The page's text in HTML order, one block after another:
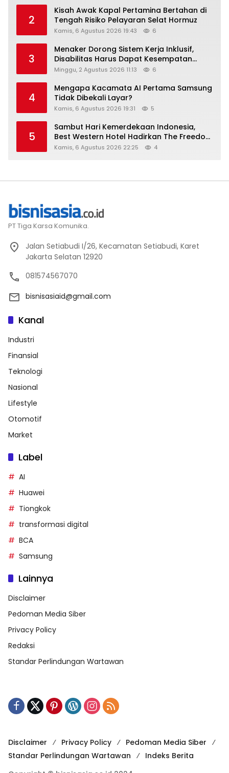
2
Kisah Awak Kapal Pertamina Bertahan di
Tengah Risiko Pelayaran Selat Hormuz
Kamis, 6 Agustus 2026 19:43 6
3
Menaker Dorong Sistem Kerja Inklusif,
Disabilitas Harus Dapat Kesempatan
Setara
Minggu, 2 Agustus 2026 11:13 6
4
Mengapa Kacamata AI Pertama Samsung
Tidak Dibekali Layar?
Kamis, 6 Agustus 2026 19:31 5
5
Sambut Hari Kemerdekaan Indonesia,
Best Western Hotel Hadirkan The Freedom
Stay Diskon Hingga 45%
Kamis, 6 Agustus 2026 22:25 4
PT Tiga Karsa Komunika.
Jalan Setiabudi I/26, Kecamatan Setiabudi, Karet
Jakarta Selatan 12920
081574567070
bisnisasiaid@gmail.com
Kanal
Industri
Finansial
Teknologi
Nasional
Lifestyle
Otomotif
Market
Label
AI
Huawei
Tiongkok
transformasi digital
BCA
Samsung
Lainnya
Disclaimer
Pedoman Media Siber
Privacy Policy
Redaksi
Standar Perlindungan Wartawan
Disclaimer Privacy Policy
Pedoman Media Siber
Standar Perlindungan Wartawan
Indeks Berita